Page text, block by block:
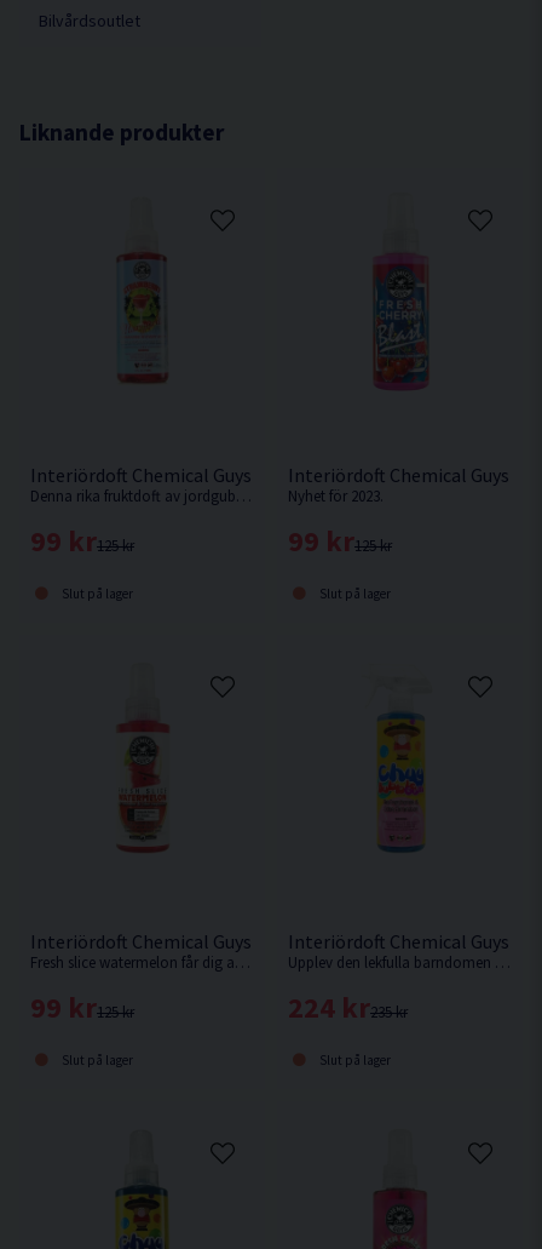
Bilvårdsoutlet
Liknande produkter
Interiördoft Chemical Guys Strawberry Margarita 118ml
Denna rika fruktdoft av jordgubbar berikar vilken plats som helst vare sig det är sommarstugan, butiken, bilen eller båten.
125 kr
99 kr
Slut på lager
Interiördoft Chemical Guys
Nyhet för 2023.
125 kr
99 kr
Slut på lager
Interiördoft Chemical Guys Fresh Slice Watermelon 118ml
Fresh slice watermelon får dig att tänka på varma sommardagar året runt.
125 kr
99 kr
Slut på lager
Interiördoft Chemical Guys
Upplev den lekfulla barndomen med denna underbart doftande luftuppfriskare och odörborttagare med doft av ljuvligt bubbelgum!
235 kr
224 kr
Slut på lager